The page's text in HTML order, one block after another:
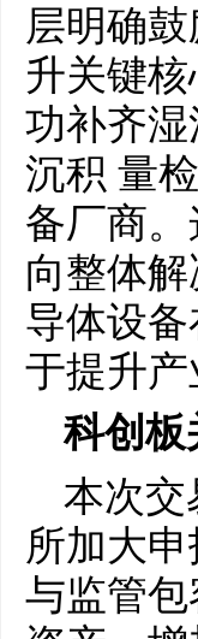
层明确
升关键
功补齐
沉积 量
备厂商
向整体
导体设
于提升
科创板
本次交
所加大
与监管